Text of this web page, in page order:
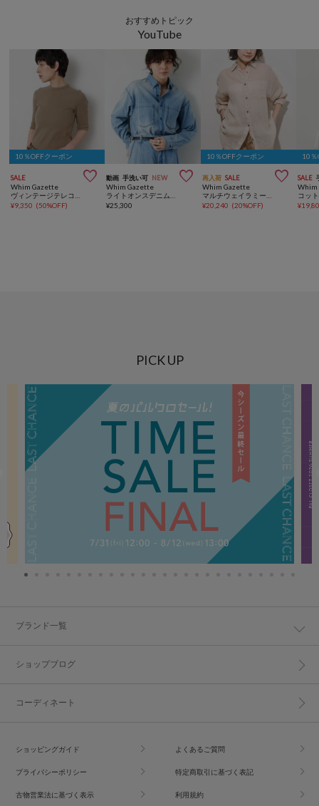
おすすめトピック
YouTube
10％OFFクーポン
SALE 
Whim Gazette
ヴィンテージテレコTシャツ
¥9,350 (50%OFF)
動画 手洗い可 NEW 
Whim Gazette
ライトオンスデニムシャツ
¥25,300
10％OFFクーポン
再入荷 SALE 
Whim Gazette
マルチウェイラミーシャツ
¥20,240 (20%OFF)
10％
SALE
Whim
¥
PICK UP
ブランド一覧
ショップブログ
コーディネート
ショッピングガイド よくあるご質問
プライバシーポリシー 特定商取引に基づく表記
古物営業法に基づく表示 利用規約